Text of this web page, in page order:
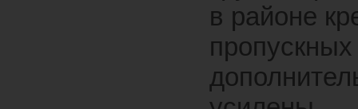
в районе